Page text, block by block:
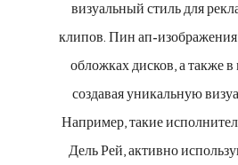
визуальный стиль для
клипов. Пин ап-изображения
обложках дисков, а также
создавая уникальную
Например, такие
Дель Рей, активно